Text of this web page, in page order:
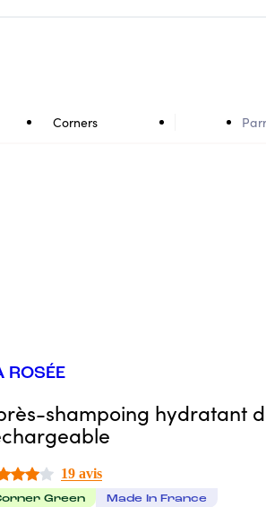
Corners
ROSÉE
shampoing hydratant
19 avis
Green Made In France